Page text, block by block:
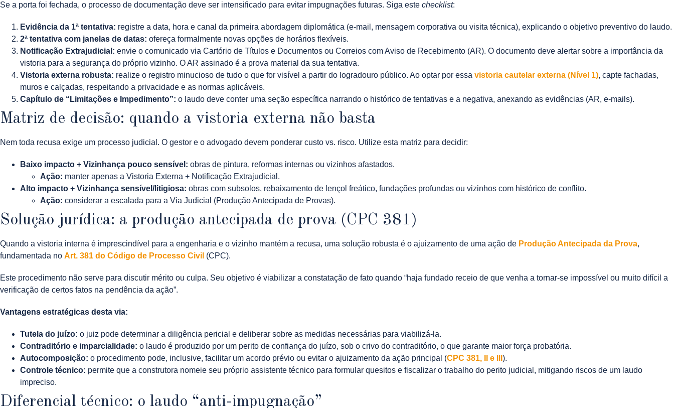
Se a porta foi fechada, o processo de documentação deve ser intensificado para evitar impugnações futuras. Siga este checklist:
Evidência da 1ª tentativa: registre a data, hora e canal da primeira abordagem diplomática (e-mail, mensagem corporativa ou visita técnica), explicando o objetivo preventivo do laudo.
2ª tentativa com janelas de datas: ofereça formalmente novas opções de horários flexíveis.
Notificação Extrajudicial: envie o comunicado via Cartório de Títulos e Documentos ou Correios com Aviso de Recebimento (AR). O documento deve alertar sobre a importância da
vistoria para a segurança do próprio vizinho. O AR assinado é a prova material da sua tentativa.
Vistoria externa robusta: realize o registro minucioso de tudo o que for visível a partir do logradouro público. Ao optar por essa vistoria cautelar externa (Nível 1), capte fachadas,
muros e calçadas, respeitando a privacidade e as normas aplicáveis.
Capítulo de “Limitações e Impedimento”: o laudo deve conter uma seção específica narrando o histórico de tentativas e a negativa, anexando as evidências (AR, e-mails).
Matriz de decisão: quando a vistoria externa não basta
Nem toda recusa exige um processo judicial. O gestor e o advogado devem ponderar custo vs. risco. Utilize esta matriz para decidir:
Baixo impacto + Vizinhança pouco sensível: obras de pintura, reformas internas ou vizinhos afastados.
Ação: manter apenas a Vistoria Externa + Notificação Extrajudicial.
Alto impacto + Vizinhança sensível/litigiosa: obras com subsolos, rebaixamento de lençol freático, fundações profundas ou vizinhos com histórico de conflito.
Ação: considerar a escalada para a Via Judicial (Produção Antecipada de Provas).
Solução jurídica: a produção antecipada de prova (CPC 381)
Quando a vistoria interna é imprescindível para a engenharia e o vizinho mantém a recusa, uma solução robusta é o ajuizamento de uma ação de Produção Antecipada da Prova,
fundamentada no Art. 381 do Código de Processo Civil (CPC).
Este procedimento não serve para discutir mérito ou culpa. Seu objetivo é viabilizar a constatação de fato quando “haja fundado receio de que venha a tornar-se impossível ou muito difícil a
verificação de certos fatos na pendência da ação”.
Vantagens estratégicas desta via:
Tutela do juízo: o juiz pode determinar a diligência pericial e deliberar sobre as medidas necessárias para viabilizá-la.
Contraditório e imparcialidade: o laudo é produzido por um perito de confiança do juízo, sob o crivo do contraditório, o que garante maior força probatória.
Autocomposição: o procedimento pode, inclusive, facilitar um acordo prévio ou evitar o ajuizamento da ação principal (CPC 381, II e III ).
Controle técnico: permite que a construtora nomeie seu próprio assistente técnico para formular quesitos e fiscalizar o trabalho do perito judicial, mitigando riscos de um laudo
impreciso.
Diferencial técnico: o laudo “anti-impugnação”